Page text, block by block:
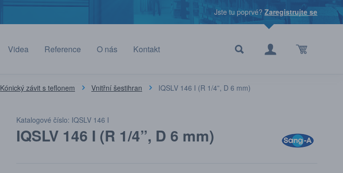
Jste tu poprvé? Zaregistrujte se
Videa Reference O nás Kontakt
Kónický závit s teflonem Vnitřní šestihran IQSLV 146 I (R 1/4”, D 6 mm)
Katalogové číslo: IQSLV 146 I
IQSLV 146 I (R 1/4”, D 6 mm)